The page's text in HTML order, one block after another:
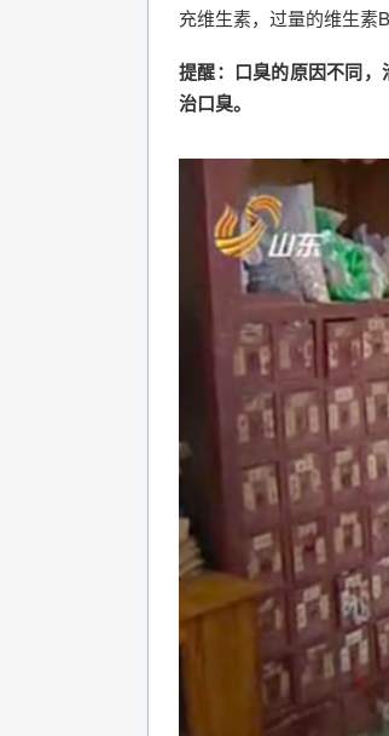
充维生素，过量的维生素
提醒：口臭的原因不同
治口臭。